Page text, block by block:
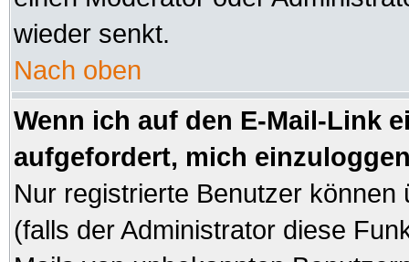
wieder senkt.
Nach oben
Wenn ich auf den E-Mail-Link
aufgefordert, mich
Nur registrierte Benutzer
(falls der Administrator diese